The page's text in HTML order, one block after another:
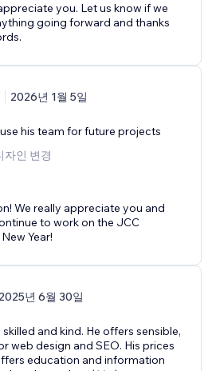
you. Let us know if we
going forward and thanks
2026년 1월 5일
his team for future projects
자인 변경
We really appreciate you and
to work on the JCC
Year!
2025년 6월 30일
and kind. He offers sensible,
web design and SEO. His prices
education and information